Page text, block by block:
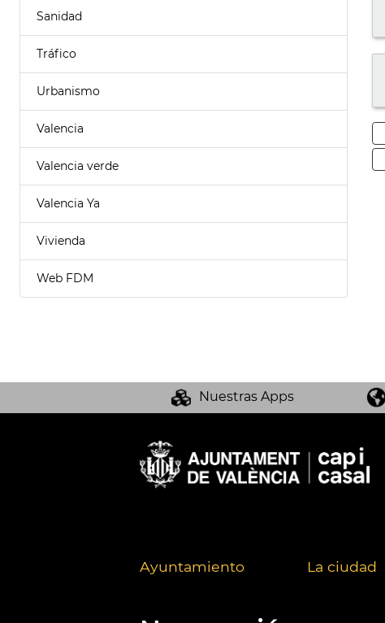
Sanidad
Tráfico
Urbanismo
Valencia
Valencia verde
Valencia Ya
Vivienda
Web FDM
Nuestras Apps
Ayuntamiento La ciudad